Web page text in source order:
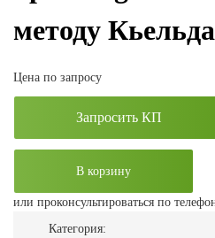
методу
Цена по запросу
Запросить КП
В корзину
или проконсультироваться по
Категория: